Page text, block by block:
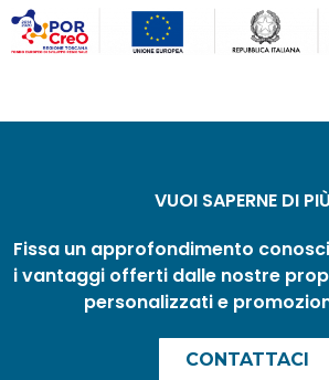
VUOI SAPERNE DI
Fissa un approfondimento
i vantaggi offerti dalle nostre
personalizzati e
CONTATTACI